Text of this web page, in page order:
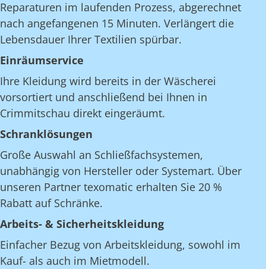
Reparaturen im laufenden Prozess, abgerechnet
nach angefangenen 15 Minuten. Verlängert die
Lebensdauer Ihrer Textilien spürbar.
Einräumservice
Ihre Kleidung wird bereits in der Wäscherei
vorsortiert und anschließend bei Ihnen in
Crimmitschau direkt eingeräumt.
Schranklösungen
Große Auswahl an Schließfachsystemen,
unabhängig von Hersteller oder Systemart. Über
unseren Partner texomatic erhalten Sie 20 %
Rabatt auf Schränke.
Arbeits- & Sicherheitskleidung
Einfacher Bezug von Arbeitskleidung, sowohl im
Kauf- als auch im Mietmodell.